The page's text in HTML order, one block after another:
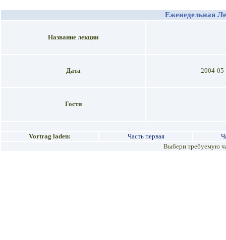
Еженедельная
Название лекции
Дата 2004-
Гости
Vortrag laden: Часть первая
Выбери требуемую